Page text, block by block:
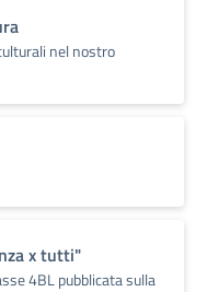
nel nostro
x tutti"
4BL pubblicata sulla